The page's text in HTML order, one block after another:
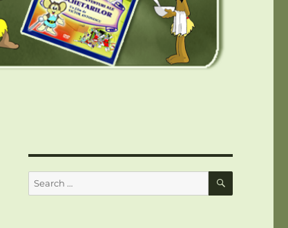
Search
for:
SEARCH